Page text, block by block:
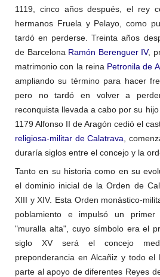
1119, cinco años después, el rey
hermanos Fruela y Pelayo, como
tardó en perderse. Treinta años
de Barcelona Ramón Berenguer IV,
matrimonio con la reina Petronila de
ampliando su término para hacer
pero no tardó en volver a
reconquista llevada a cabo por su hijo
1179 Alfonso II de Aragón cedió el
religiosa-militar de Calatrava ,
duraría siglos entre el concejo y la
Tanto en su historia como en su
el dominio inicial de la Orden de
XIII y XIV. Esta Orden monástico-
poblamiento e impulsó un
"muralla alta", cuyo símbolo era el
siglo XV será el concejo
preponderancia en Alcañiz y todo el
parte al apoyo de diferentes Reyes